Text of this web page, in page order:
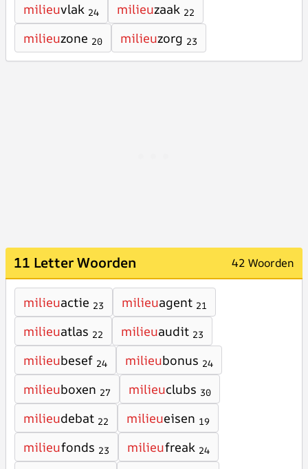
milieuvlak 24 milieuzaak 22
milieuzone 20 milieuzorg 23
11 Letter Woorden 42 Woorden
milieuactie 23 milieuagent 21
milieuatlas 22 milieuaudit 23
milieubesef 24 milieubonus 24
milieuboxen 27 milieuclubs 30
milieudebat 22 milieueisen 19
milieufonds 23 milieufreak 24